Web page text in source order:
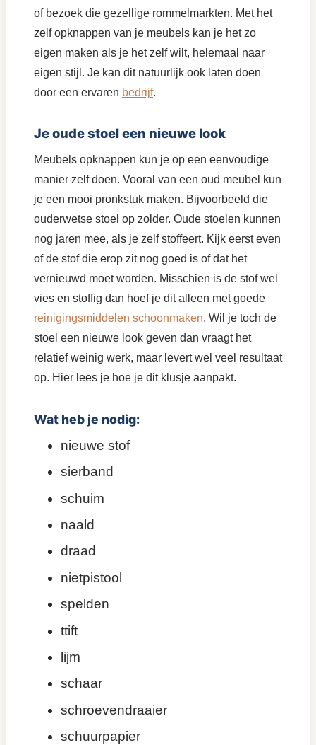
of bezoek die gezellige rommelmarkten. Met het
zelf opknappen van je meubels kan je het zo
eigen maken als je het zelf wilt, helemaal naar
eigen stijl. Je kan dit natuurlijk ook laten doen
door een ervaren bedrijf.
Je oude stoel een nieuwe look
Meubels opknappen kun je op een eenvoudige
manier zelf doen. Vooral van een oud meubel kun
je een mooi pronkstuk maken. Bijvoorbeeld die
ouderwetse stoel op zolder. Oude stoelen kunnen
nog jaren mee, als je zelf stoffeert. Kijk eerst even
of de stof die erop zit nog goed is of dat het
vernieuwd moet worden. Misschien is de stof wel
vies en stoffig dan hoef je dit alleen met goede
reinigingsmiddelen schoonmaken. Wil je toch de
stoel een nieuwe look geven dan vraagt het
relatief weinig werk, maar levert wel veel resultaat
op. Hier lees je hoe je dit klusje aanpakt.
Wat heb je nodig:
nieuwe stof
sierband
schuim
naald
draad
nietpistool
spelden
ttift
lijm
schaar
schroevendraaier
schuurpapier